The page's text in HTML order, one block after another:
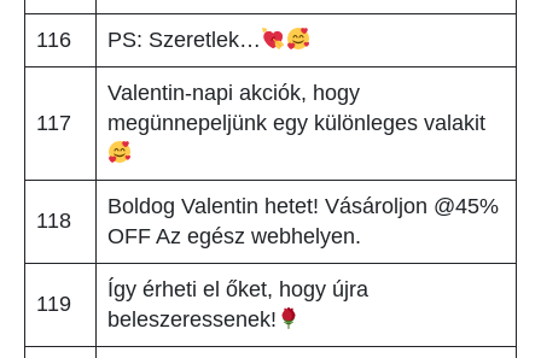
116 PS: Szeretlek…
117
Valentin-napi akciók, hogy
megünnepeljünk egy különleges valakit
118
Boldog Valentin hetet! Vásároljon @45%
OFF Az egész webhelyen.
119
Így érheti el őket, hogy újra
beleszeressenek!